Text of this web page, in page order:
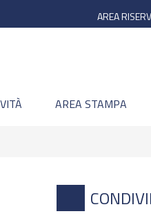
AREA
AREA STAMPA